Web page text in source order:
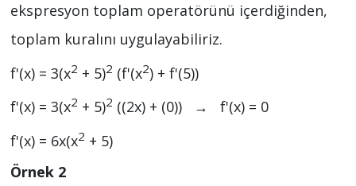
ekspresyon toplam operatörünü içerdiğinden,
toplam kuralını uygulayabiliriz.
f'(x) = 3(x2 + 5)2 (f'(x2) + f'(5))
f'(x) = 3(x2 + 5)2 ((2x) + (0)) → f'(x) = 0
f'(x) = 6x(x2 + 5)
Örnek 2